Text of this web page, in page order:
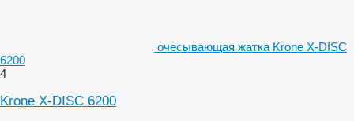
очесывающая жатка Krone X-DISC
6200
4
Krone X-DISC 6200